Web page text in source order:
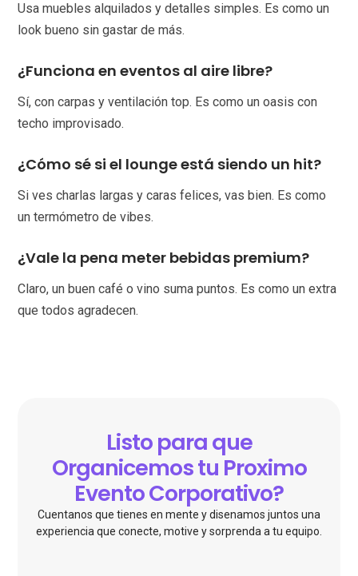
Usa muebles alquilados y detalles simples. Es como un
look bueno sin gastar de más.
¿Funciona en eventos al aire libre?
Sí, con carpas y ventilación top. Es como un oasis con
techo improvisado.
¿Cómo sé si el lounge está siendo un hit?
Si ves charlas largas y caras felices, vas bien. Es como
un termómetro de vibes.
¿Vale la pena meter bebidas premium?
Claro, un buen café o vino suma puntos. Es como un extra
que todos agradecen.
Listo para que
Organicemos tu Proximo
Evento Corporativo?
Cuentanos que tienes en mente y disenamos juntos una
experiencia que conecte, motive y sorprenda a tu equipo.